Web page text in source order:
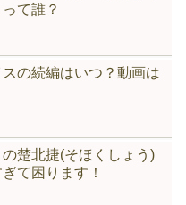
て誰？
の続編はいつ？動画は
の楚北捷(そほくしょう)
て困ります！